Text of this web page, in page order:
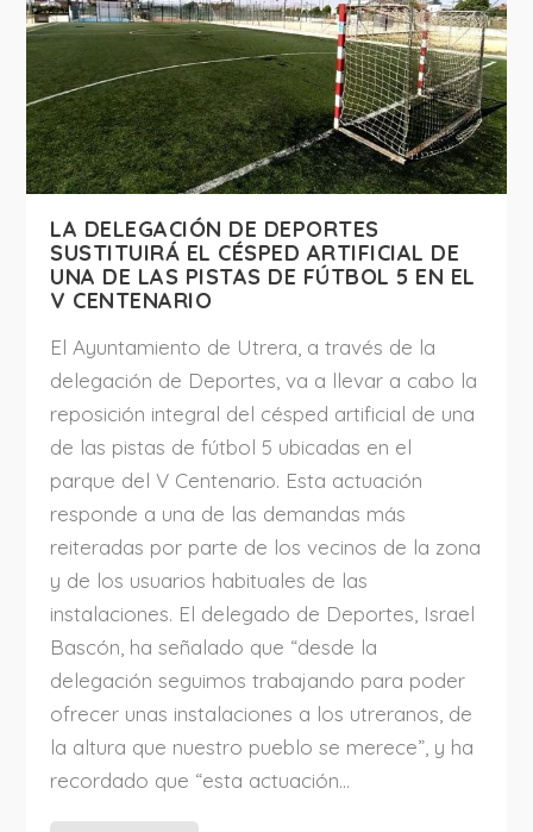
LA DELEGACIÓN DE DEPORTES
SUSTITUIRÁ EL CÉSPED ARTIFICIAL DE
UNA DE LAS PISTAS DE FÚTBOL 5 EN EL
V CENTENARIO
El Ayuntamiento de Utrera, a través de la
delegación de Deportes, va a llevar a cabo la
reposición integral del césped artificial de una
de las pistas de fútbol 5 ubicadas en el
parque del V Centenario. Esta actuación
responde a una de las demandas más
reiteradas por parte de los vecinos de la zona
y de los usuarios habituales de las
instalaciones. El delegado de Deportes, Israel
Bascón, ha señalado que “desde la
delegación seguimos trabajando para poder
ofrecer unas instalaciones a los utreranos, de
la altura que nuestro pueblo se merece”, y ha
recordado que “esta actuación...